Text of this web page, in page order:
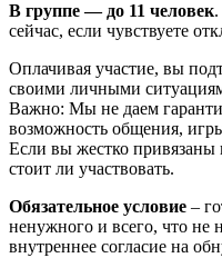
В группе — до 11 человек
сейчас, если чувствуете
Оплачивая участие, вы
своими личными
Важно: Мы не даем
возможность общения,
Если вы жестко привязаны
стоит ли участвовать.
Обязательное условие –
ненужного и всего, что не
внутреннее согласие на